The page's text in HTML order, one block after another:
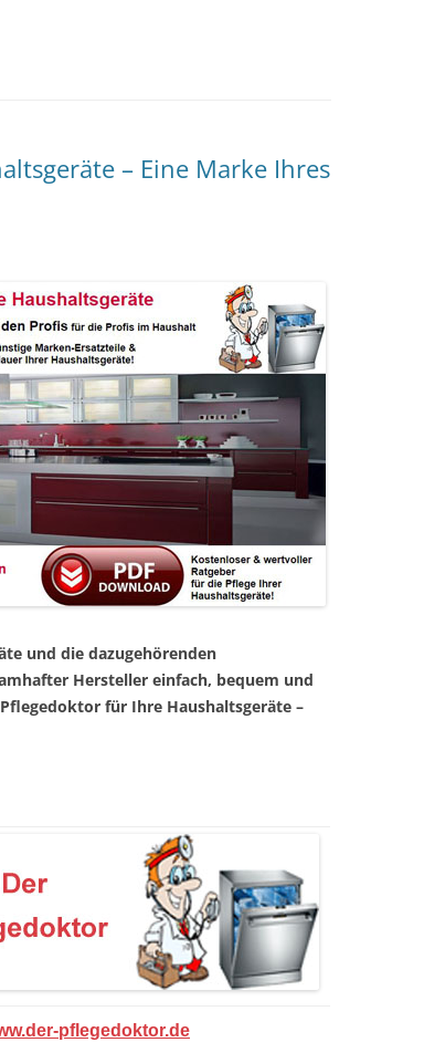
– Eine Marke Ihres
und die dazugehörenden
Hersteller einfach, bequem und
für Ihre Haushaltsgeräte –
pflegedoktor.de